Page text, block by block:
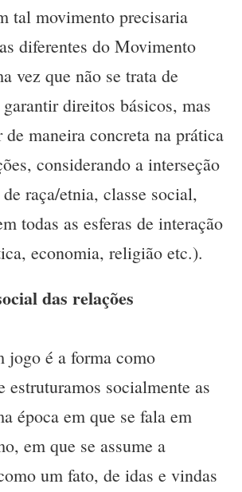
tal movimento precisaria
diferentes do Movimento
vez que não se trata de
direitos básicos, mas
de maneira concreta na prática
considerando a interseção
raça/etnia, classe social,
todas as esferas de interação
economia, religião etc.).
das relações
jogo é a forma como
estruturamos socialmente as
época em que se fala em
em que se assume a
um fato, de idas e vindas